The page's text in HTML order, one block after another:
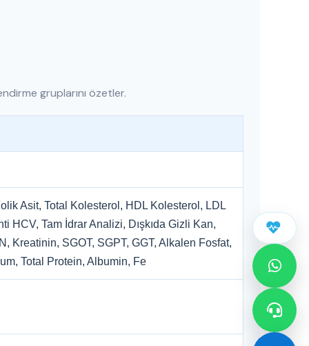
gruplarını özetler.
Asit, Total Kolesterol, HDL Kolesterol, LDL
HCV, Tam İdrar Analizi, Dışkıda Gizli Kan,
Kreatinin, SGOT, SGPT, GGT, Alkalen Fosfat,
Total Protein, Albumin, Fe